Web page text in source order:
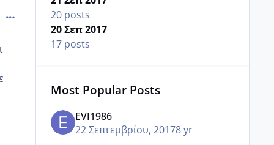
comment_990944
20 posts
20 Σεπ 2017
17 posts
Most Popular Posts
ΕVI1986
22 Σεπτεμβρίου, 20178 yr